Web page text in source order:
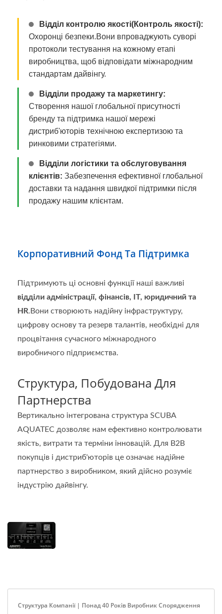
Відділ контролю якості(Контроль якості):
Охоронці безпеки.Вони впроваджують суворі
протоколи тестування на кожному етапі
виробництва, щоб відповідати міжнародним
стандартам дайвінгу.
Відділи продажу та маркетингу:
Створення нашої глобальної присутності
бренду та підтримка нашої мережі
дистриб'юторів технічною експертизою та
ринковими стратегіями.
Відділи логістики та обслуговування
клієнтів: Забезпечення ефективної глобальної
доставки та надання швидкої підтримки після
продажу нашим клієнтам.
Корпоративний Фонд Та Підтримка
Підтримують ці основні функції наші важливі
відділи адміністрації, фінансів, ІТ, юридичний та
HR.Вони створюють надійну інфраструктуру,
цифрову основу та резерв талантів, необхідні для
процвітання сучасного міжнародного
виробничого підприємства.
Структура, Побудована Для
Партнерства
Вертикально інтегрована структура SCUBA
AQUATEC дозволяє нам ефективно контролювати
якість, витрати та терміни інновацій. Для B2B
покупців і дистриб'юторів це означає надійне
партнерство з виробником, який дійсно розуміє
індустрію дайвінгу.
Структура Компанії | Понад 40 Років Виробник Спорядження